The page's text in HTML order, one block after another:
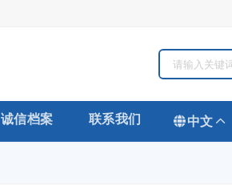
诚信档案 联系我们 中文